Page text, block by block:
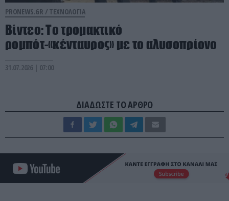
PRONEWS.GR / ΤΕΧΝΟΛΟΓΙΑ
Βίντεο: Το τρομακτικό
ρομπότ-«κένταυρος» με το αλυσοπρίονο
31.07.2026 | 07:00
ΔΙΑΔΩΣΤΕ ΤΟ ΑΡΘΡΟ